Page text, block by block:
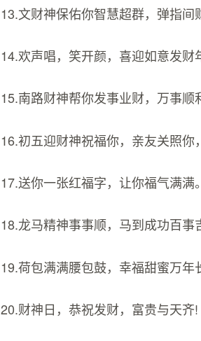
13.文财神保佑你智慧超群，弹指间
14.欢声唱，笑开颜，喜迎如意发财
15.南路财神帮你发事业财，万事顺
16.初五迎财神祝福你，亲友关照你
17.送你一张红福字，让你福气满满。
18.龙马精神事事顺，马到成功百事
19.荷包满满腰包鼓，幸福甜蜜万年
20.财神日，恭祝发财，富贵与天齐!